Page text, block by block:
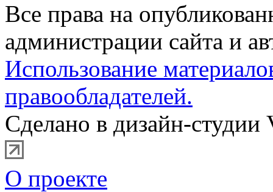
Все права на
администрации сайта и
Использование
правообладателей.
Сделано в дизайн-студии
О проекте